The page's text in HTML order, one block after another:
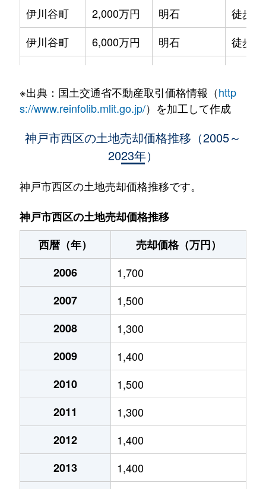
伊川谷町
2,000万円 明石
徒歩
伊川谷町
6,000万円 明石
徒歩
伊川谷町
1,300万円 明石
徒歩
1,500万円
池上
3,000万円 伊川谷
池上
6,000万円 伊川谷
池上
1,300万円 伊川谷
2,400万円
岩岡町
2,000万円
2,000万円
王塚台
2,300万円
押部谷町
680万円
学園西町
8,400万円
学園東町
3,700万円
上新地
910万円
※出典：国土交通省不動産取引価格情報（http
s://www.reinfolib.mlit.go.jp/）を加工して作成
神戸市西区の土地売却価格推移（2005～
2023年）
神戸市西区の土地売却価格推移です。
神戸市西区の土地売却価格推移
西暦（年）
売却価格（万円）
2006
1,700
2007
1,500
2008
1,300
2009
1,400
2010
1,500
2011
1,300
2012
1,400
2013
1,400